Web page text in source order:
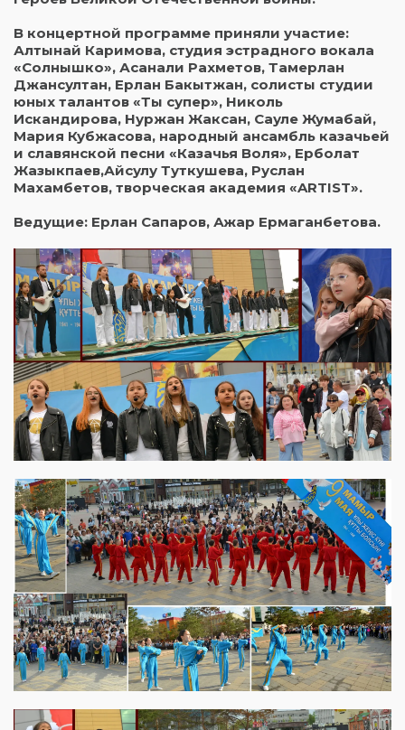
В концертной программе приняли участие:
Алтынай Каримова, студия эстрадного вокала
«Солнышко», Асанали Рахметов, Тамерлан
Джансултан, Ерлан Бакытжан, солисты студии
юных талантов «Ты супер», Николь
Искандирова, Нуржан Жаксан, Сауле Жумабай,
Мария Кубжасова, народный ансамбль казачьей
и славянской песни «Казачья Воля», Ерболат
Жазыкпаев,Айсулу Туткушева, Руслан
Махамбетов, творческая академия «ARTIST».
Ведущие: Ерлан Сапаров, Ажар Ермаганбетова.